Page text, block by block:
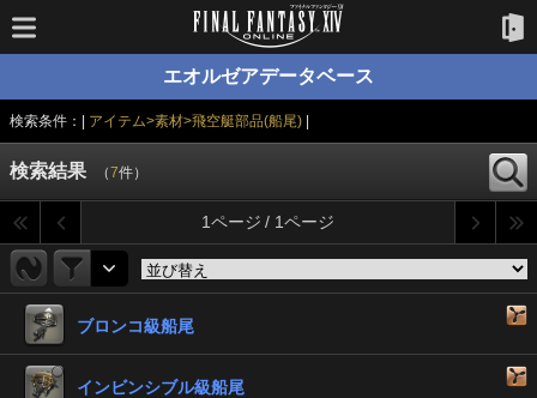
エオルゼアデータベース
検索条件：| アイテム>素材>飛空艇部品(船尾)|
検索結果 （7件）
1ページ / 1ページ
ブロンコ級船尾
インビンシブル級船尾